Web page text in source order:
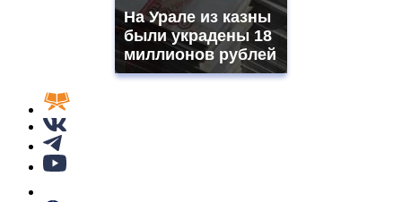
На Урале из казны
были украдены 18
миллионов рублей